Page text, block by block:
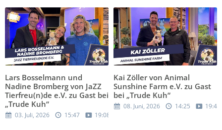
Lars Bosselmann und
Nadine Bromberg von JaZZ
Tierfreu(n)de e.V. zu Gast bei
„Trude Kuh“
03. Juli, 2026 15:47 19:08
Kai Zöller von Animal
Sunshine Farm e.V. zu Gast
bei „Trude Kuh“
08. Juni, 2026 14:25 19:43